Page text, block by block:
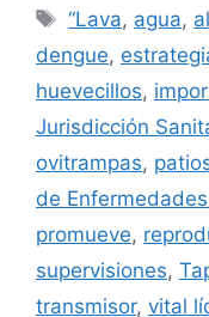
Etiquetas
“Lava, agua,
dengue,
huevecillos,
Jurisdicción
ovitrampas,
de
promueve,
supervisiones,
transmisor, vital